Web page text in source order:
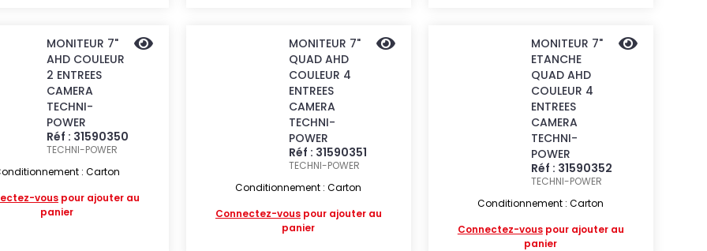
MONITEUR 7"
AHD COULEUR
2 ENTREES
CAMERA
TECHNI-
POWER
Réf : 31590350
TECHNI-POWER
: Carton
vous pour ajouter au
panier
MONITEUR 7"
QUAD AHD
COULEUR 4
ENTREES
CAMERA
TECHNI-
POWER
Réf : 31590351
TECHNI-POWER
Conditionnement : Carton
Connectez-vouspour ajouter au
panier
MONITEUR 7"
ETANCHE
QUAD AHD
COULEUR 4
ENTREES
CAMERA
TECHNI-
POWER
Réf : 31590352
TECHNI-POWER
Conditionnement : Carton
Connectez-vouspour ajouter au
panier